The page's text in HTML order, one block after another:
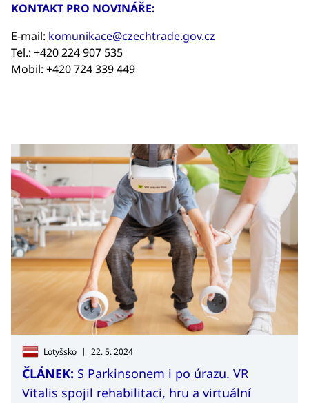
KONTAKT PRO NOVINÁŘE:
E-mail: komunikace@czechtrade.gov.cz
Tel.: +420 224 907 535
Mobil: +420 724 339 449
Lotyšsko | 22. 5. 2024
ČLÁNEK: S Parkinsonem i po úrazu. VR
Vitalis spojil rehabilitaci, hru a virtuální